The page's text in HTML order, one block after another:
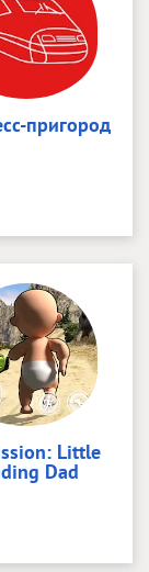
пригород
Little
Dad